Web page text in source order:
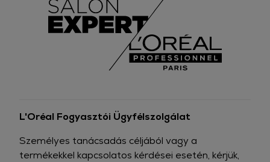
L'Oréal Fogyasztói Ügyfélszolgálat
Személyes tanácsadás céljából vagy a
termékekkel kapcsolatos kérdései esetén, kérjük,